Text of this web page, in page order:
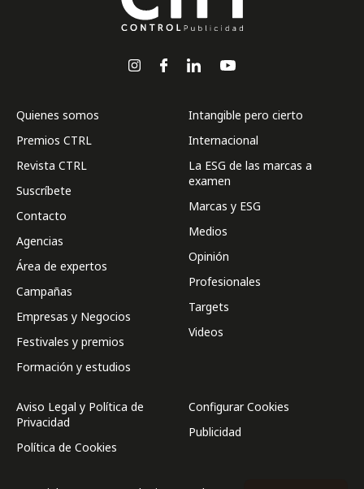
Quienes somos
Premios CTRL
Revista CTRL
Suscríbete
Contacto
Agencias
Área de expertos
Campañas
Empresas y Negocios
Festivales y premios
Formación y estudios
Intangible pero cierto
Internacional
La ESG de las marcas a
examen
Marcas y ESG
Medios
Opinión
Profesionales
Targets
Videos
Aviso Legal y Política de
Privacidad
Política de Cookies
Configurar Cookies
Publicidad